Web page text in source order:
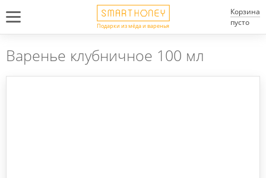
Подарки из мёда и варенья
Корзина
пусто
Варенье клубничное 100 мл